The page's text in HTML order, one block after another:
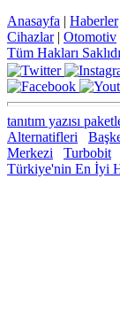
Anasayfa | Haberler
Cihazlar| Otomotiv
Tüm Hakları
tanıtım yazısı
Alternatifleri
Merkezi
Turbobit
Türkiye'nin En İyi